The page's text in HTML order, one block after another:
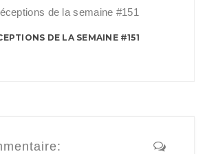
DE LA SEMAINE #151